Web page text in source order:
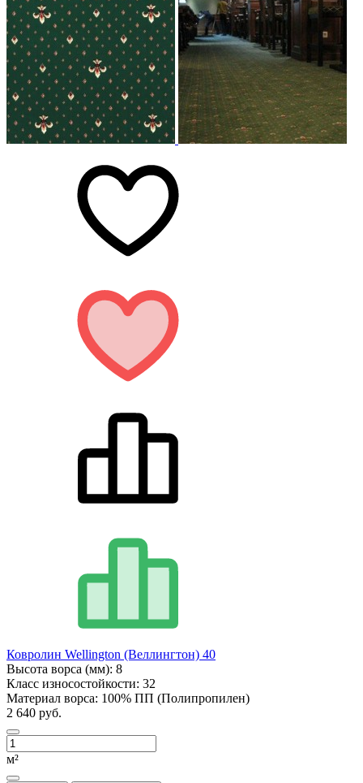
Ковролин Wellington (Веллингтон) 40
Высота ворса (мм): 8
Класс износостойкости: 32
Материал ворса: 100% ПП (Полипропилен)
2 640 руб.
м²